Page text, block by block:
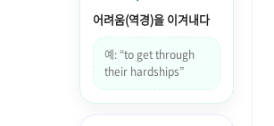
어려움(역경)을 이겨내다
예: “to get through
their hardships”